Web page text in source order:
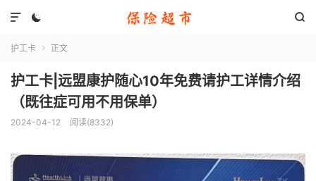
 

护工卡  正文
护工卡|远盟康护随心10年免费请护工详情介绍
（既往症可用不用保单）
2024-04-12 阅读(8332)